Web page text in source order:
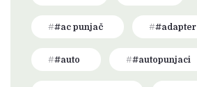
#ac punjač #adapter
#auto #autopunjaci